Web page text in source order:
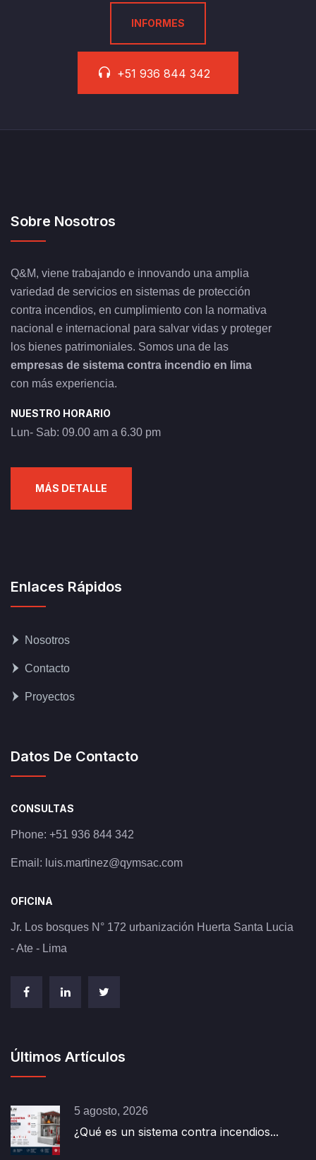
INFORMES
+51 936 844 342
Sobre Nosotros
Q&M, viene trabajando e innovando una amplia
variedad de servicios en sistemas de protección
contra incendios, en cumplimiento con la normativa
nacional e internacional para salvar vidas y proteger
los bienes patrimoniales. Somos una de las
empresas de sistema contra incendio en lima
con más experiencia.
NUESTRO HORARIO
Lun- Sab: 09.00 am a 6.30 pm
MÁS DETALLE
Enlaces Rápidos
Nosotros
Contacto
Proyectos
Datos De Contacto
CONSULTAS
Phone: +51 936 844 342
Email: luis.martinez@qymsac.com
OFICINA
Jr. Los bosques N° 172 urbanización Huerta Santa Lucia
- Ate - Lima
Últimos Artículos
5 agosto, 2026
¿Qué es un sistema contra incendios...